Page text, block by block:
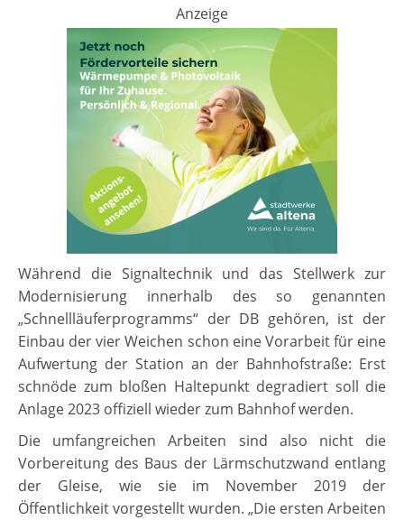
Anzeige
Während die Signaltechnik und das Stellwerk zur
Modernisierung innerhalb des so genannten
„Schnellläuferprogramms“ der DB gehören, ist der
Einbau der vier Weichen schon eine Vorarbeit für eine
Aufwertung der Station an der Bahnhofstraße: Erst
schnöde zum bloßen Haltepunkt degradiert soll die
Anlage 2023 offiziell wieder zum Bahnhof werden.
Die umfangreichen Arbeiten sind also nicht die
Vorbereitung des Baus der Lärmschutzwand entlang
der Gleise, wie sie im November 2019 der
Öffentlichkeit vorgestellt wurden. „Die ersten Arbeiten